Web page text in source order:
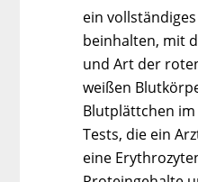
ein
beinhalten, mit
und Art der
weißen
Blutplättchen
Tests, die ein
eine